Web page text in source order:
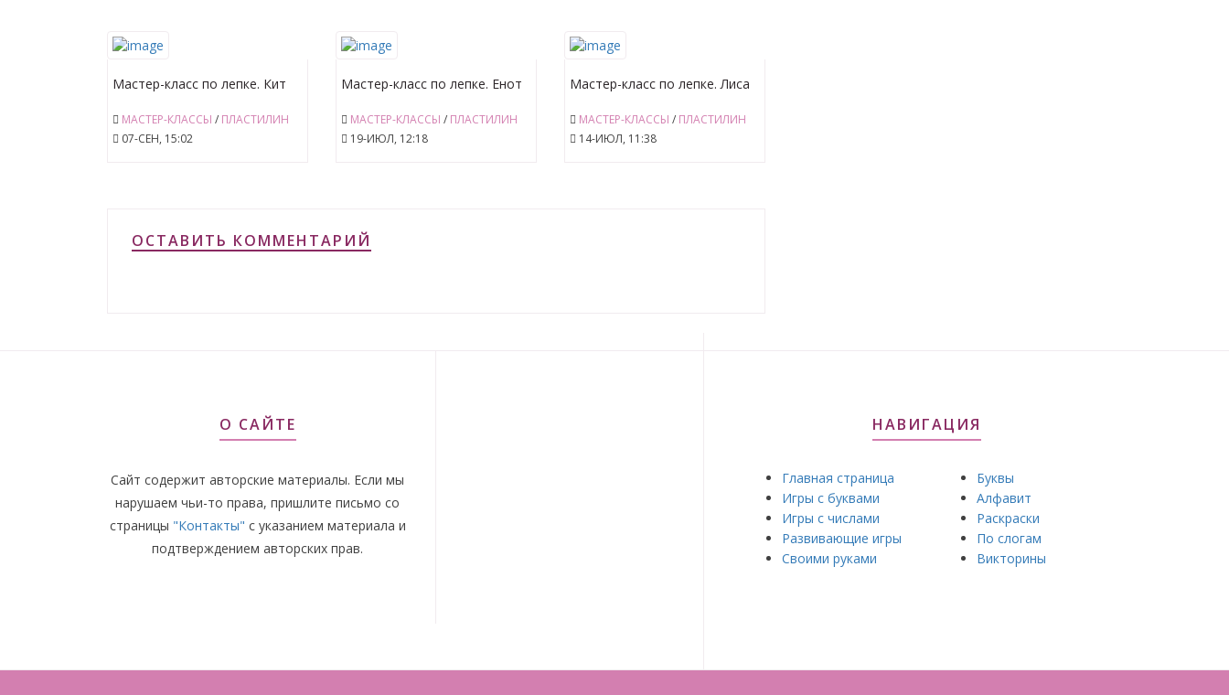
Мастер-класс по лепке. Кит
МАСТЕР-КЛАССЫ / ПЛАСТИЛИН
07-СЕН, 15:02
Мастер-класс по лепке. Енот
МАСТЕР-КЛАССЫ / ПЛАСТИЛИН
19-ИЮЛ, 12:18
Мастер-класс по лепке. Лиса
МАСТЕР-КЛАССЫ / ПЛАСТИЛИН
14-ИЮЛ, 11:38
ОСТАВИТЬ КОММЕНТАРИЙ
О САЙТЕ
Сайт содержит авторские материалы. Если мы
нарушаем чьи-то права, пришлите письмо со
страницы "Контакты" с указанием материала и
подтверждением авторских прав.
НАВИГАЦИЯ
Главная страница
Игры с буквами
Игры с числами
Развивающие игры
Своими руками
Буквы
Алфавит
Раскраски
По слогам
Викторины